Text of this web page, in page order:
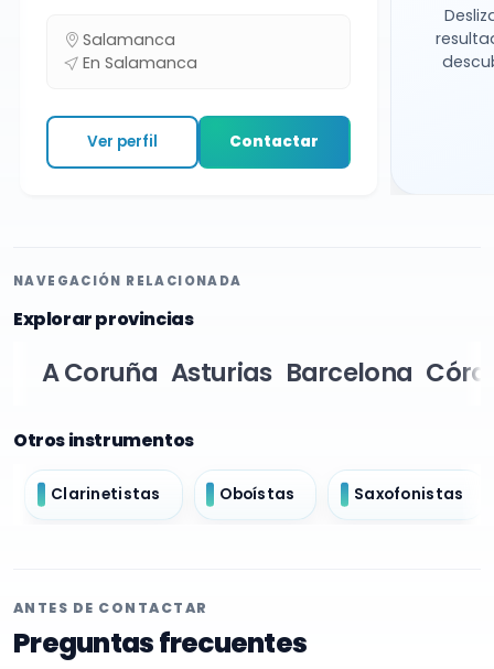
Salamanca
En Salamanca
Ver perfil Contactar
NAVEGACIÓN RELACIONADA
Explorar provincias
A Coruña Asturias Barcelona
Otros instrumentos
Clarinetistas Oboístas Saxofonistas
ANTES DE CONTACTAR
Preguntas frecuentes